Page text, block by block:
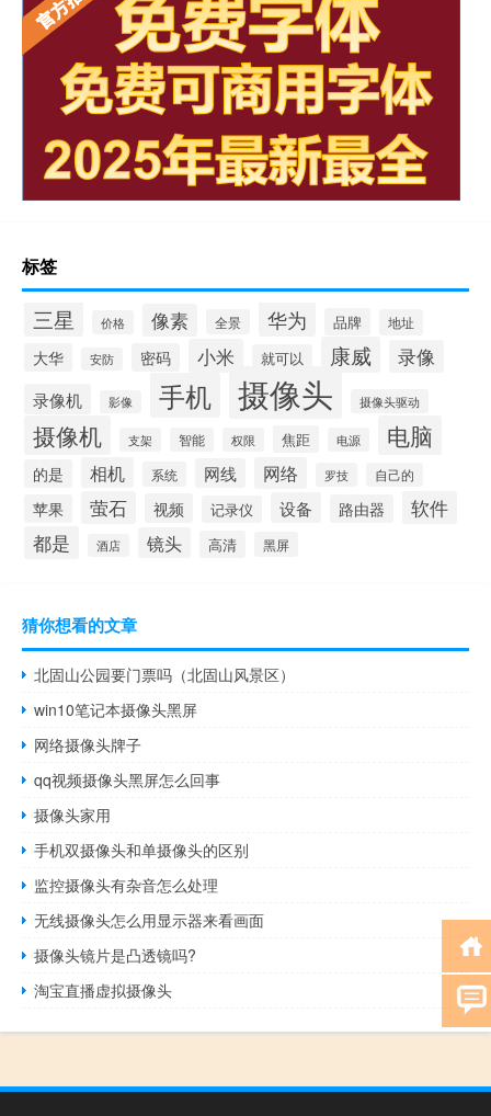
标签
三星 价格 像素 全景 华为 品牌 地址
大华 安防 密码 小米 就可以 康威 录像
录像机 影像 手机 摄像头 摄像头驱动
摄像机 支架 智能 权限 焦距 电源 电脑
的是 相机 系统 网线 网络 罗技 自己的
苹果 萤石 视频 记录仪 设备 路由器
软件
都是
酒店 镜头 高清 黑屏
猜你想看的文章
北固山公园要门票吗（北固山风景区）
win10笔记本摄像头黑屏
网络摄像头牌子
qq视频摄像头黑屏怎么回事
摄像头家用
手机双摄像头和单摄像头的区别
监控摄像头有杂音怎么处理
无线摄像头怎么用显示器来看画面
摄像头镜片是凸透镜吗?
淘宝直播虚拟摄像头